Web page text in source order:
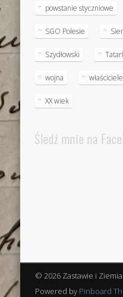
powstanie styczniowe
SGO Polesie
Szydłowski
wojna właściciele
XX wiek
Śledź mnie na
© 2026 Zastawie i
Powered by Pinboard